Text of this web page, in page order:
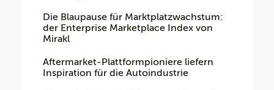
Die Blaupause für Marktplatzwachstum:
der Enterprise Marketplace Index von
Mirakl
Aftermarket-Plattformpioniere liefern
Inspiration für die Autoindustrie